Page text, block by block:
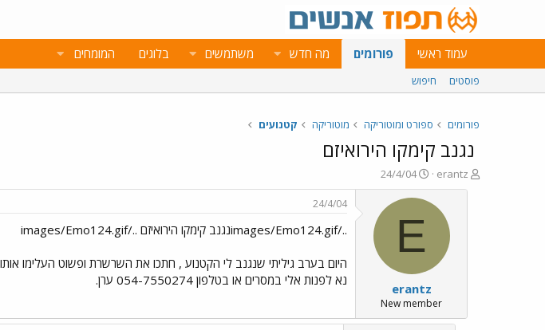
עמוד ראשי פורומים מה חדש משתמשים בלוגים המומחים
פוסטים חיפוש
פורומים ספורט ומוטוריקה מוטוריקה קטנועים
נגנב קימקו הירואיזם
פ
ו
erantz
פ
ו
ר
ם
ב
א
ר
י
ך
24/4/04
E
erantz
New member
24/4/04
../images/Emo124.gifנגנב קימקו הירואיזם ../images/Emo124.gif
נא לפנות אלי במסרים או בטלפון 054-7550274 ערן.